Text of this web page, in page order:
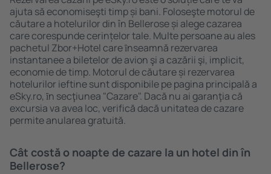
ajuta să economiseşti timp și bani. Foloseşte motorul de
căutare a hotelurilor din în Bellerose și alege cazarea
care corespunde cerințelor tale. Multe persoane au ales
pachetul Zbor+Hotel care ȋnseamnă rezervarea
instantanee a biletelor de avion şi a cazării şi, implicit,
economie de timp. Motorul de căutare și rezervarea
hotelurilor ieftine sunt disponibile pe pagina principală a
eSky.ro, ȋn secţiunea "Cazare". Dacă nu ai garanţia că
excursia va avea loc, verifică dacă unitatea de cazare
permite anularea gratuită.
Cât costă o noapte de cazare la un hotel din în
Bellerose?